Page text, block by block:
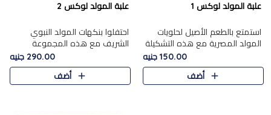
علبة المولد لوكس 1
استمتع بالطعم الأصيل لحلويات
المولد المصرية مع هذه التشكيلة
المختارة بعناية من 9 قطع. تتضمن
التشكيلة جوزرية مع فول،ملبان
150.00 جنيه
أضف
علبة المولد لوكس 2
احتفلوا بنكهات المولد النبوي
الشريف مع هذه المجموعة
الفاخرة المكونة من 19 قطعة،
والتي تم اختيارها بعناية فائقة لتُبرز
تشكيلة واسعة من الحلويات
290.00 جنيه
أضف